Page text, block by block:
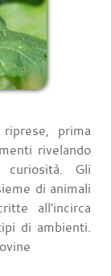
prima
rivelando
Gli
di animali
all'incirca
di ambienti.